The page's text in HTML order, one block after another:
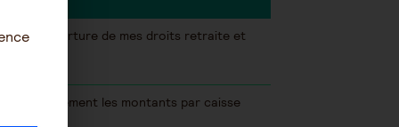
d'ouverture de mes droits retraite et
précisément les montants par caisse